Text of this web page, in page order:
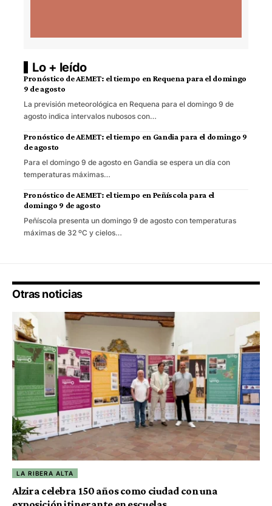
Lo + leído
Pronóstico de AEMET: el tiempo en Requena para el domingo
9 de agosto
La previsión meteorológica en Requena para el domingo 9 de
agosto indica intervalos nubosos con…
Pronóstico de AEMET: el tiempo en Gandia para el domingo 9
de agosto
Para el domingo 9 de agosto en Gandia se espera un día con
temperaturas máximas…
Pronóstico de AEMET: el tiempo en Peñíscola para el
domingo 9 de agosto
Peñíscola presenta un domingo 9 de agosto con temperaturas
máximas de 32 ºC y cielos…
Otras noticias
LA RIBERA ALTA
Alzira celebra 150 años como ciudad con una